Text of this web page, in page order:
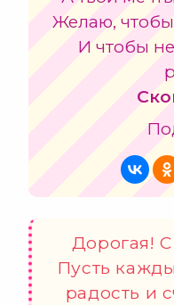
Желаю,
И чтобы
Дорогая!
Пусть
радость и